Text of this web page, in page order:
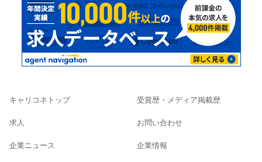
キャリコネトップ
求人
企業ニュース
受賞歴・メディア掲載歴
お問い合わせ
企業情報